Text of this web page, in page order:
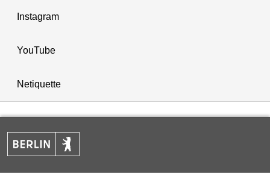
Instagram
YouTube
Netiquette